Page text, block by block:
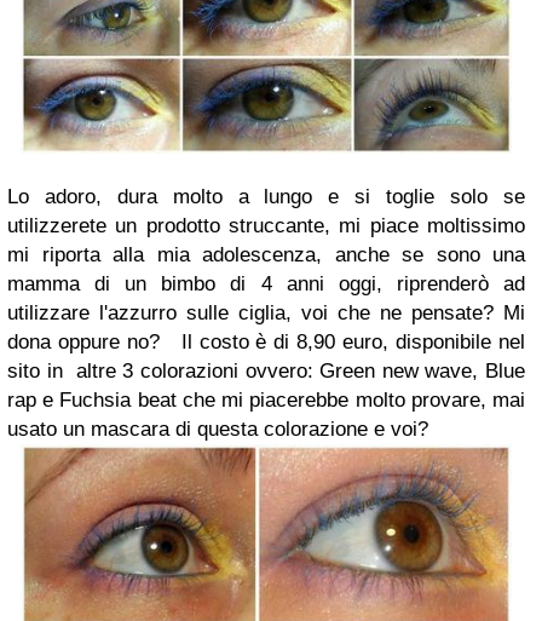
Lo adoro, dura molto a lungo e si toglie solo se
utilizzerete un prodotto struccante, mi piace moltissimo
mi riporta alla mia adolescenza, anche se sono una
mamma di un bimbo di 4 anni oggi, riprenderò ad
utilizzare l'azzurro sulle ciglia, voi che ne pensate? Mi
dona oppure no? Il costo è di 8,90 euro, disponibile nel
sito in altre 3 colorazioni ovvero: Green new wave, Blue
rap e Fuchsia beat che mi piacerebbe molto provare, mai
usato un mascara di questa colorazione e voi?